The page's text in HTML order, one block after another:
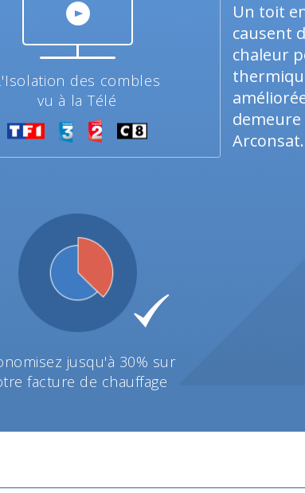
des combles
vu à la Télé
Un toit
causent
chaleur
demeure
Arconsat.
jusqu'à 30% sur
facture de chauffage